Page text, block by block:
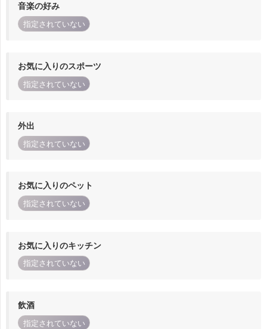
音楽の好み
指定されていない
お気に入りのスポーツ
指定されていない
外出
指定されていない
お気に入りのペット
指定されていない
お気に入りのキッチン
指定されていない
飲酒
指定されていない